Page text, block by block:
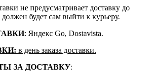
не предусматривает доставку до
будет сам выйти к курьеру.
: Яндекс Go, Dostavista.
в день заказа доставки.
ЗА ДОСТАВКУ: